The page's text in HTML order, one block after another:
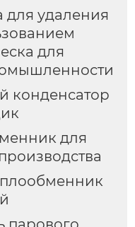
для удаления
для
конденсатор
для